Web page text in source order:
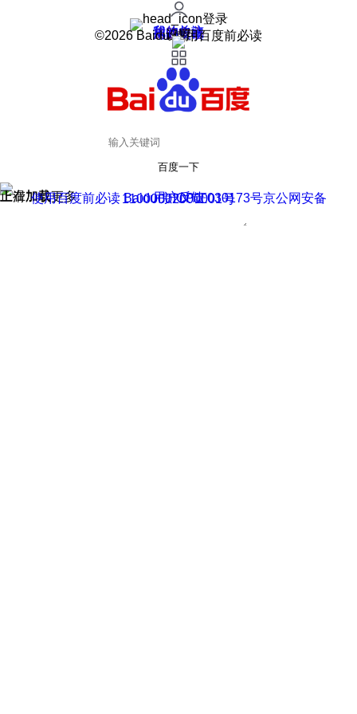
登录
我的关注
我的收藏
皮肤中心
用户反馈
设置
©2026 Baidu 使用百度前必读
百度一下
正在加载
上滑加载更多 用户反馈
使用百度前必读 Baidu 京ICP证030173号
京公网安备11000002000001号